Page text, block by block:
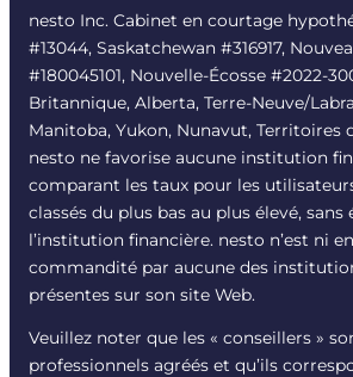
nesto Inc. Cabinet en courtage
#13044, Saskatchewan #316917,
#180045101, Nouvelle-Écosse #2022-
Britannique, Alberta, Terre-Neuve/
Manitoba, Yukon, Nunavut, Territoires
nesto ne favorise aucune institution
comparant les taux pour les
classés du plus bas au plus élevé, sans
l’institution financière. nesto n’est ni
commandité par aucune des
présentes sur son site Web.
Veuillez noter que les « conseillers »
professionnels agréés et qu’ils